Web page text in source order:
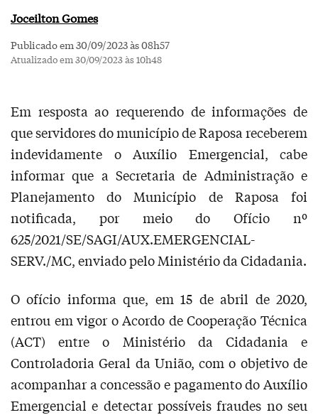
Joceilton Gomes
Publicado em 30/09/2023 às 08h57
Atualizado em 30/09/2023 às 10h48
Em resposta ao requerendo de informações de
que servidores do município de Raposa receberem
indevidamente o Auxílio Emergencial, cabe
informar que a Secretaria de Administração e
Planejamento do Município de Raposa foi
notificada, por meio do Ofício nº
625/2021/SE/SAGI/AUX.EMERGENCIAL-
SERV./MC, enviado pelo Ministério da Cidadania.
O ofício informa que, em 15 de abril de 2020,
entrou em vigor o Acordo de Cooperação Técnica
(ACT) entre o Ministério da Cidadania e
Controladoria Geral da União, com o objetivo de
acompanhar a concessão e pagamento do Auxílio
Emergencial e detectar possíveis fraudes no seu